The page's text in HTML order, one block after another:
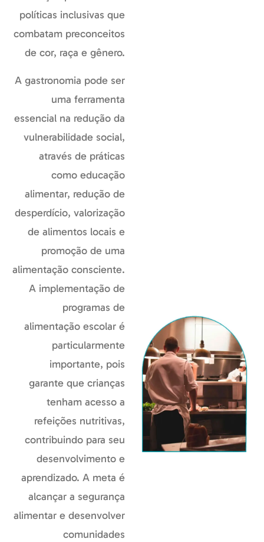
políticas inclusivas que
combatam preconceitos
de cor, raça e gênero.
A gastronomia pode ser
uma ferramenta
essencial na redução da
vulnerabilidade social,
através de práticas
como educação
alimentar, redução de
desperdício, valorização
de alimentos locais e
promoção de uma
alimentação consciente.
A implementação de
programas de
alimentação escolar é
particularmente
importante, pois
garante que crianças
tenham acesso a
refeições nutritivas,
contribuindo para seu
desenvolvimento e
aprendizado. A meta é
alcançar a segurança
alimentar e desenvolver
comunidades